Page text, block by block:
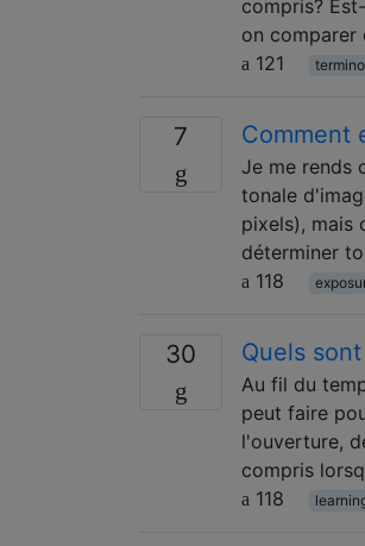
compris?
on
121
7 Comment
Je me rends
tonale
pixels), mais
déterminer
118
30 Quels
Au fil du
peut faire
l'ouverture,
compris
118